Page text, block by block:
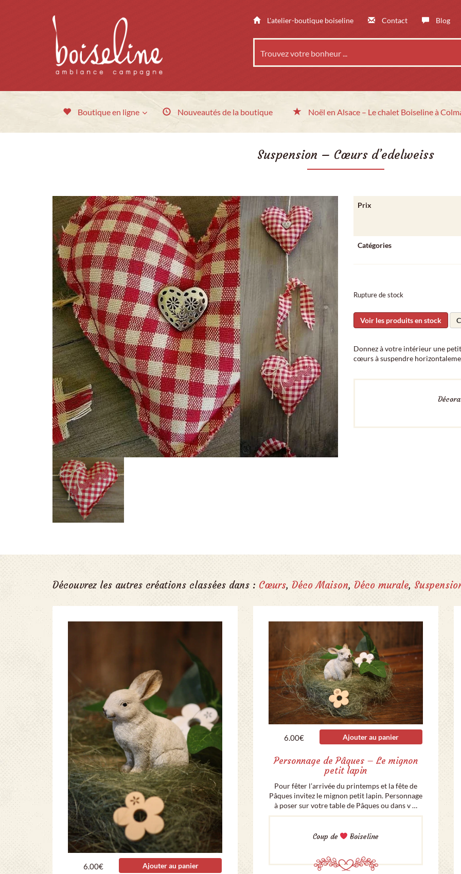
L'atelier-boutique boiseline Contact Blog
Boutique en ligne Nouveautésde la boutique Noël en Alsace – Le chalet Boiseline à
Suspension – Cœurs d’edelweiss
Prix
Catégories
Rupture de stock
Voir les produits en stock
Donnez à votre intérieur une
cœurs à suspendre
Découvrez les autres créations classées dans : Cœurs, Déco Maison, Déco murale,
6.00€ Ajouter au panier
6.00€ Ajouter au panier
Personnage de Pâques – Le mignon
petit lapin
Pour fêter l’arrivée du printemps et la fête de
Pâques invitez le mignon petit lapin. Personnage
à poser sur votre table de Pâques ou dans v …
Coup de Boiseline